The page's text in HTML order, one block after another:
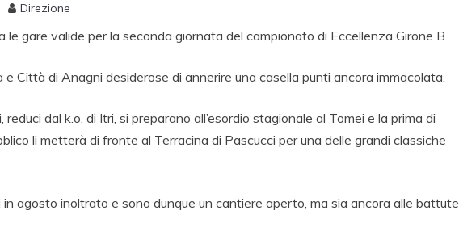
Direzione
le gare valide per la seconda giornata del campionato di Eccellenza Girone B.
e Città di Anagni desiderose di annerire una casella punti ancora immacolata.
reduci dal k.o. di Itri, si preparano all’esordio stagionale al Tomei e la prima di
li metterà di fronte al Terracina di Pascucci per una delle grandi classiche
agosto inoltrato e sono dunque un cantiere aperto, ma sia ancora alle battute